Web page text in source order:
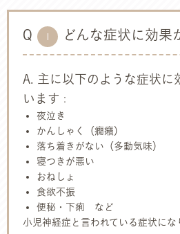
Q 1 どんな症状に効果
A. 主に以下のような症状に
います ：
夜泣き
かんしゃく（癇癪）
落ち着きがない（多動気味）
寝つきが悪い
おねしょ
食欲不振
便秘・下痢 など
小児神経症と言われている症状にな